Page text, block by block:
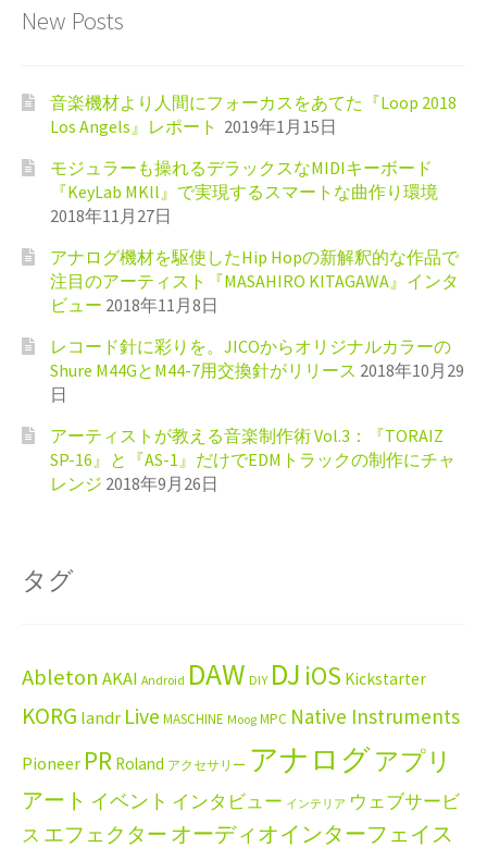
New Posts
音楽機材より人間にフォーカスをあてた『Loop 2018
Los Angels』レポート 2019年1月15日
モジュラーも操れるデラックスなMIDIキーボード
『KeyLab MKll』で実現するスマートな曲作り環境
2018年11月27日
アナログ機材を駆使したHip Hopの新解釈的な作品で
注目のアーティスト『MASAHIRO KITAGAWA』インタ
ビュー 2018年11月8日
レコード針に彩りを。JICOからオリジナルカラーの
Shure M44GとM44-7用交換針がリリース 2018年10月29
日
アーティストが教える音楽制作術 Vol.3：『TORAIZ
SP-16』と『AS-1』だけでEDMトラックの制作にチャ
レンジ 2018年9月26日
タグ
Ableton AKAI Android DAW DIY DJ iOS Kickstarter
KORG landr Live MASCHINE Moog MPC Native Instruments
Pioneer PR Roland アクセサリー アナログアプリ
アート イベント インタビュー インテリア ウェブサービ
ス エフェクター オーディオインターフェイス